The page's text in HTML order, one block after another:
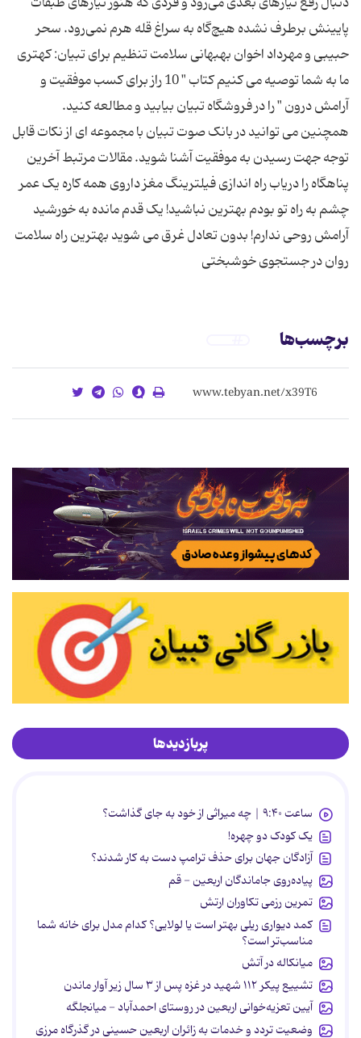
پایینش برطرف نشده هیچ‌گاه به سراغ قله هرم نمی‌رود. سحر
حبیبی و مهرداد اخوان بهبهانی سلامت تنظیم برای تبیان: کهتری
ما به شما توصیه می کنیم کتاب " 10 راز برای کسب موفقیت و
آرامش درون " را در فروشگاه تبیان بیابید و مطالعه کنید.
همچنین می توانید در بانک صوت تبیان با مجموعه ای از نکات قابل
توجه جهت رسیدن به موفقیت آشنا شوید. مقالات مرتبط آخرین
پناهگاه را دریاب راه اندازی فیلترینگ مغز داروی همه کاره یک عمر
چشم به راه تو بودم بهترین نباشید! یک قدم مانده به خورشید
آرامش روحی ندارم! بدون تعادل غرق می شوید بهترین راه سلامت
روان در جستجوی خوشبختی
برچسب‌ها
پربازدیدها
ساعت ۹:۴۰ | چه میراثی از خود به جای گذاشت؟
یک کودک دو چهره!
آزادگان جهان برای حذف ترامپ دست به کار شدند؟
پیاده‌روی جاماندگان اربعین - قم
تمرین رزمی تکاوران ارتش
کمد دیواری ریلی بهتر است یا لولایی؟ کدام مدل برای خانه شما
مناسب‌تر است؟
میانکاله در آتش
تشییع پیکر ۱۱۲ شهید در غزه پس از ۳ سال زیر آوار ماندن
آیین تعزیه‌خوانی اربعین در روستای احمدآباد - میانجلگه
وضعیت تردد و خدمات به زائران اربعین حسینی در گذرگاه مرزی